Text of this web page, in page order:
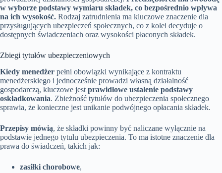
w wyborze podstawy wymiaru składek, co bezpośrednio wpływa
na ich wysokość. Rodzaj zatrudnienia ma kluczowe znaczenie dla
przysługujących ubezpieczeń społecznych, co z kolei decyduje o
dostępnych świadczeniach oraz wysokości płaconych składek.
Zbiegi tytułów ubezpieczeniowych
Kiedy menedżer pełni obowiązki wynikające z kontraktu
menedżerskiego i jednocześnie prowadzi własną działalność
gospodarczą, kluczowe jest prawidłowe ustalenie podstawy
oskładkowania. Zbieżność tytułów do ubezpieczenia społecznego
sprawia, że konieczne jest unikanie podwójnego opłacania składek.
Przepisy mówią, że składki powinny być naliczane wyłącznie na
podstawie jednego tytułu ubezpieczenia. To ma istotne znaczenie dla
prawa do świadczeń, takich jak:
zasiłki chorobowe,